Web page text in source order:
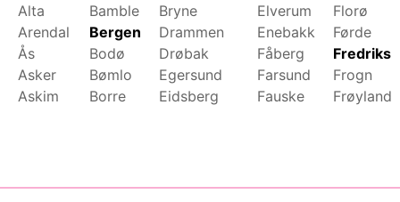
Alta
Arendal
Ås
Asker
Askim
Bamble
Bergen
Bodø
Bømlo
Borre
Bryne
Drammen
Drøbak
Egersund
Eidsberg
Elverum
Enebakk
Fåberg
Farsund
Fauske
Florø
Førde
Frogn
Frøyland